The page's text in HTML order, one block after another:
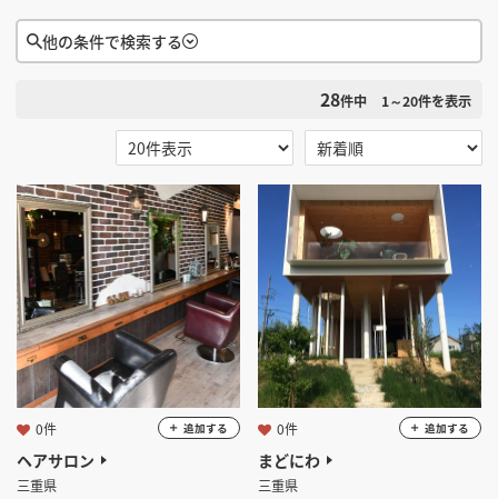
店舗設計施工.comとは
掲載希望のデザイン設計・施工会社様へ
店舗開業・改装をご検討中の方へ
他の条件で検索する
検索条件をクリア
三重県
業種 選択する
設計・施工範囲 選択する
設計施工会社 選択する
28件中 1～20件を表示
ヘアサロン
三重県
0件 追加する
まどにわ
三重県
0件 追加する